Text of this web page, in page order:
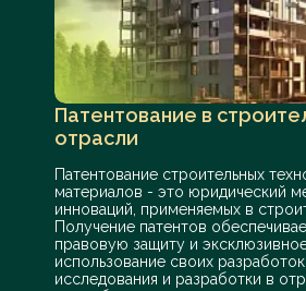
Патентование в
отрасли
Патентование строительных
материалов - это юридический
инноваций, применяемых в
Получение патентов
правовую защиту и
использование своих
исследования и разработки в